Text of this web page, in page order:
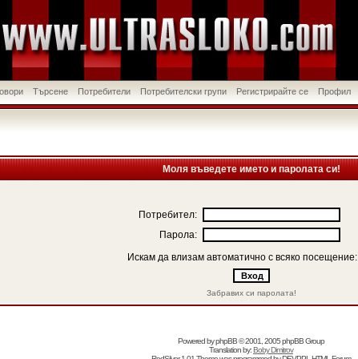
Търсене Потребители Потребителски групи Регистрирайте се Профил
Моля въведете името и паролата си!
Потребител:
Парола:
Искам да влизам автоматично с всяко посещение:
Забравих си паролата!
Powered byphpBB© 2001, 2005 phpBB Group
Translation by:Boby Dimitrov